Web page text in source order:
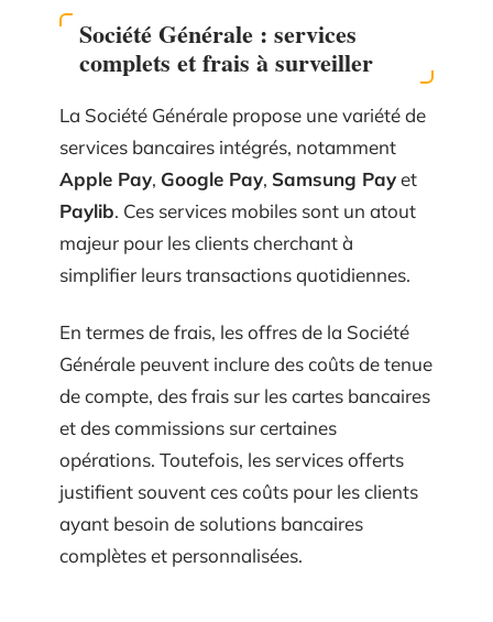
Société Générale : services
complets et frais à surveiller
La Société Générale propose une variété de
services bancaires intégrés, notamment
Apple Pay, Google Pay, Samsung Payet
Paylib. Ces services mobiles sont un atout
majeur pour les clients cherchant à
simplifier leurs transactions quotidiennes.
En termes de frais, les offres de la Société
Générale peuvent inclure des coûts de tenue
de compte, des frais sur les cartes bancaires
et des commissions sur certaines
opérations. Toutefois, les services offerts
justifient souvent ces coûts pour les clients
ayant besoin de solutions bancaires
complètes et personnalisées.